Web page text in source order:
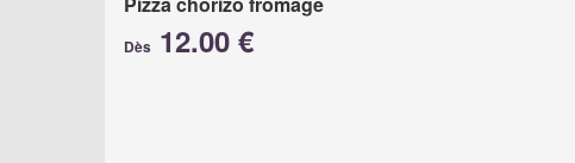
Dès 12.00 €